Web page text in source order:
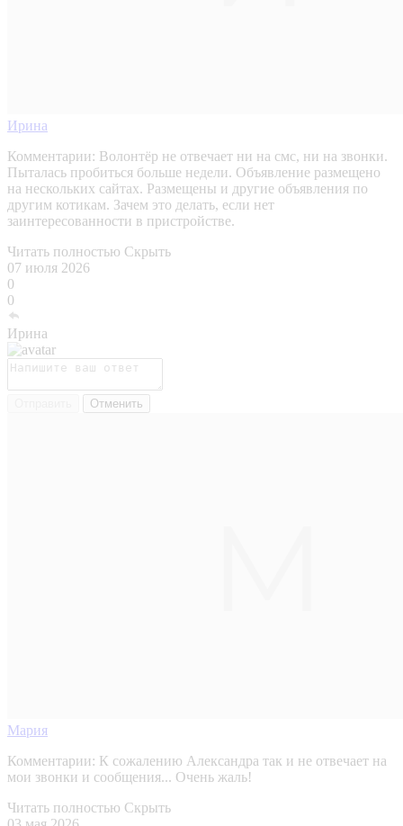
Ирина
Комментарии: Волонтёр не отвечает ни на смс, ни на звонки.
Пыталась пробиться больше недели. Объявление размещено
на нескольких сайтах. Размещены и другие объявления по
другим котикам. Зачем это делать, если нет
заинтересованности в пристройстве.
Читать полностью Скрыть
07 июля 2026
0
0
Ирина
Отменить
Мария
Комментарии: К сожалению Александра так и не отвечает на
мои звонки и сообщения... Очень жаль!
Читать полностью Скрыть